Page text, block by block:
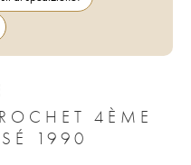
4ÈME
GRAND CRU CLASSÉ 1990